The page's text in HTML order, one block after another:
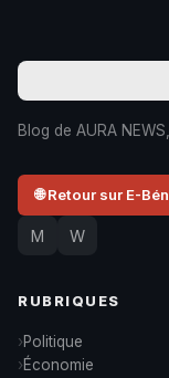
Blog de AURA
🌐 Retour sur E-
M W
RUBRIQUES
Politique
Économie